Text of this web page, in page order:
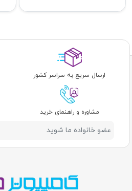
ارسال سریع به سراسر کشور
مشاوره و راهنمای خرید